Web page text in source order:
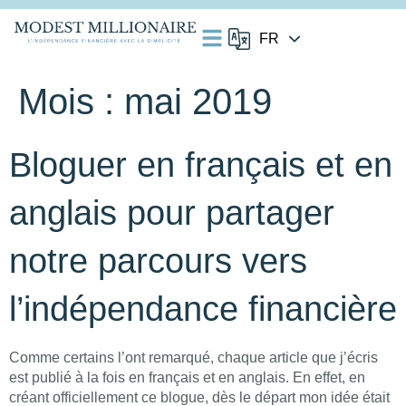
Mois : mai 2019
Bloguer en français et en
anglais pour partager
notre parcours vers
l’indépendance financière
Comme certains l’ont remarqué, chaque article que j’écris
est publié à la fois en français et en anglais. En effet, en
créant officiellement ce blogue, dès le départ mon idée était